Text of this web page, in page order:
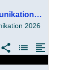
So wird die Kommunikation 2026
2026